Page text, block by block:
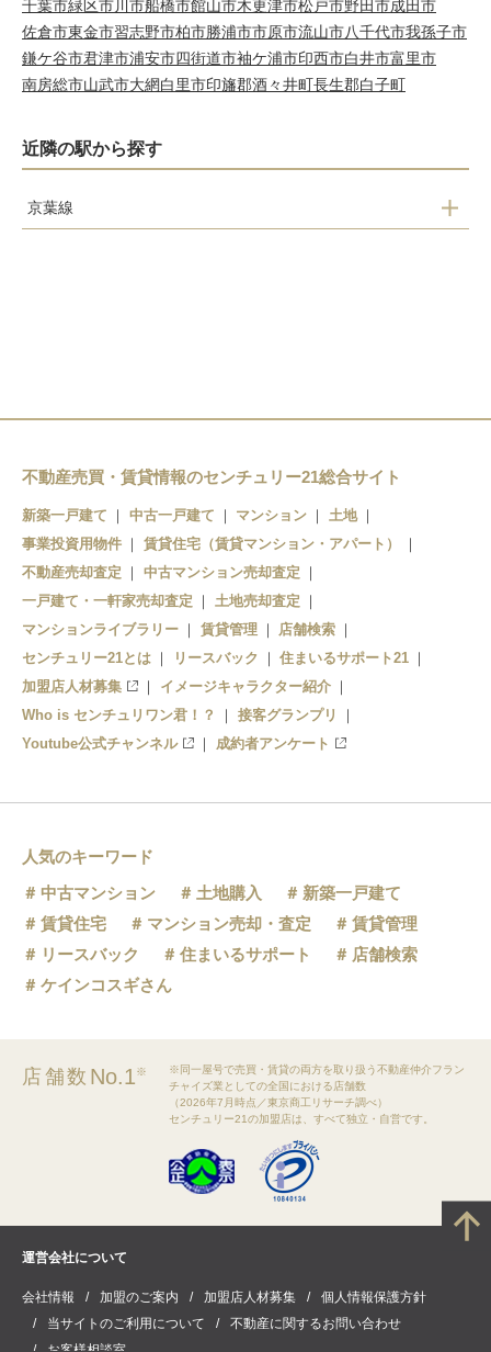
千葉市緑区市川市船橋市館山市木更津市松戸市野田市成田市
佐倉市東金市習志野市柏市勝浦市市原市流山市八千代市我孫子市
鎌ケ谷市君津市浦安市四街道市袖ケ浦市印西市白井市富里市
南房総市山武市大網白里市印旛郡酒々井町長生郡白子町
近隣の駅から探す
京葉線
不動産売買・賃貸情報のセンチュリー21総合サイト
新築一戸建て 中古一戸建て マンション
土地
事業投資用物件
賃貸住宅（賃貸マンション・アパート）
不動産売却査定
中古マンション売却査定
一戸建て・一軒家売却査定
土地売却査定
マンションライブラリー
賃貸管理
店舗検索
センチュリー21とは
リースバック
住まいるサポート21
加盟店人材募集
イメージキャラクター紹介
Who is センチュリワン君！？
接客グランプリ
Youtube公式チャンネル
成約者アンケート
人気のキーワード
中古マンション
土地購入
新築一戸建て
賃貸住宅
マンション売却・査定
賃貸管理
リースバック
住まいるサポート
店舗検索
ケインコスギさん
店舗数 No.1※
※同一屋号で売買・賃貸の両方を取り扱う不動産仲介フラン
チャイズ業としての全国における店舗数
（2026年7月時点／東京商工リサーチ調べ）
センチュリー21の加盟店は、すべて独立・自営です。
運営会社について
会社情報 加盟のご案内 加盟店人材募集
個人情報保護方針
当サイトのご利用について
不動産に関するお問い合わせ